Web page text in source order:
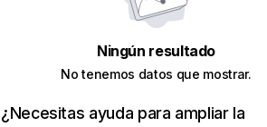
Ningún resultado
No tenemos datos que mostrar.
¿Necesitas ayuda para ampliar la